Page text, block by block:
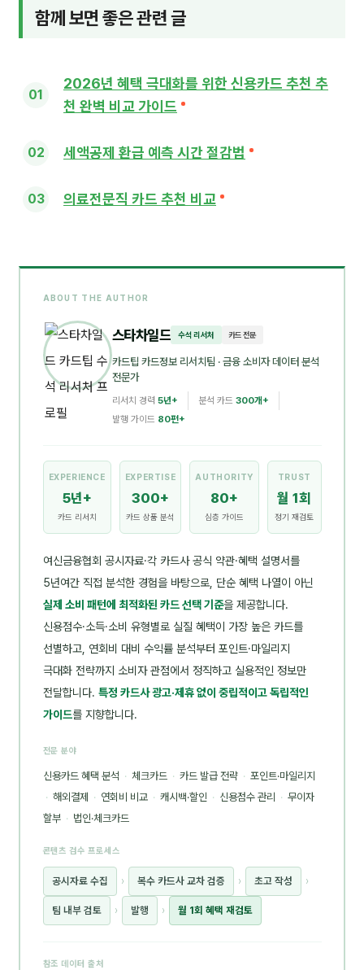
함께 보면 좋은 관련 글
2026년 혜택 극대화를 위한 신용카드 추천 추
천 완벽 비교 가이드
세액공제 환급 예측 시간 절감법
의료전문직 카드 추천 비교
ABOUT THE AUTHOR
스타차일드 수석 리서처 카드 전문
카드팁 카드정보 리서치팀 · 금융 소비자 데이터 분석
전문가
리서치 경력 5년+ 분석 카드 300개+
발행 가이드 80편+
EXPERIENCE
5년+
카드 리서치
EXPERTISE
300+
카드 상품 분석
AUTHORITY
80+
심층 가이드
TRUST
월 1회
정기 재검토
여신금융협회 공시자료·각 카드사 공식 약관·혜택 설명서를
5년여간 직접 분석한 경험을 바탕으로, 단순 혜택 나열이 아닌
실제 소비 패턴에 최적화된 카드 선택 기준을 제공합니다.
신용점수·소득·소비 유형별로 실질 혜택이 가장 높은 카드를
선별하고, 연회비 대비 수익률 분석부터 포인트·마일리지
극대화 전략까지 소비자 관점에서 정직하고 실용적인 정보만
전달합니다. 특정 카드사 광고·제휴 없이 중립적이고 독립적인
가이드를 지향합니다.
전문 분야
신용카드 혜택 분석 · 체크카드 · 카드 발급 전략 · 포인트·마일리지
· 해외결제 · 연회비 비교 · 캐시백·할인 · 신용점수 관리 · 무이자
할부 · 법인·체크카드
콘텐츠 검수 프로세스
공시자료 수집 › 복수 카드사 교차 검증 › 초고 작성 ›
팀 내부 검토 › 발행 › 월 1회 혜택 재검토
참조 데이터 출처